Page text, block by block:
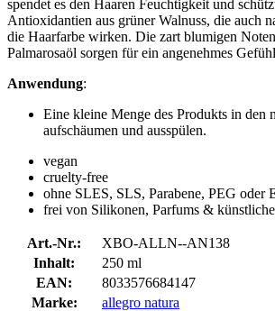
spendet es den Haaren Feuchtigkeit und
Antioxidantien aus grüner Walnuss, die auch
die Haarfarbe wirken. Die zart blumigen
Palmarosaöl sorgen für ein angenehmes
Anwendung:
Eine kleine Menge des Produkts in den
aufschäumen und ausspülen.
vegan
cruelty-free
ohne SLES, SLS, Parabene, PEG oder
frei von Silikonen, Parfums &
Art.-Nr.:
XBO-ALLN--AN138
Inhalt:
250 ml
EAN:
8033576684147
Marke:
allegro natura